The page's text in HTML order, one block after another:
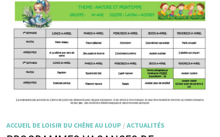
ACCUEIL DE LOISIR DU CHÊNE AU LOUP /ACTUALITÉS